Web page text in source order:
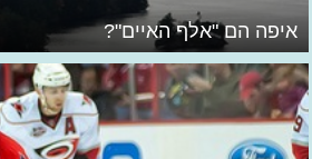
איפה הם "אלף האיים"?